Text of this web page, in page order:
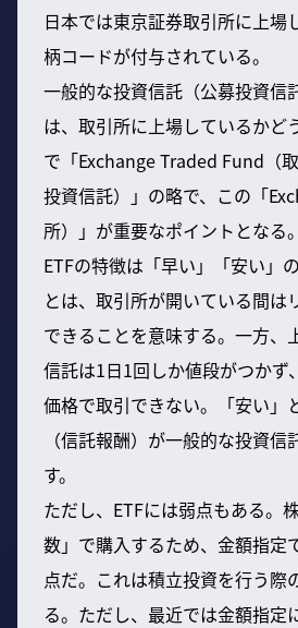
日本では東京証券取引所に上場
柄コードが付与されている。
一般的な投資信託（公募投資信
は、取引所に上場しているかど
で「Exchange Traded Fund（
投資信託）」の略で、この「
所）」が重要なポイントとなる。
ETFの特徴は「早い」「安い」
とは、取引所が開いている間は
できることを意味する。一方、
信託は1日1回しか値段がつかず
価格で取引できない。「安い」
（信託報酬）が一般的な投資
す。
ただし、ETFには弱点もある。
数」で購入するため、金額指定
点だ。これは積立投資を行う際
る。ただし、最近では金額指定